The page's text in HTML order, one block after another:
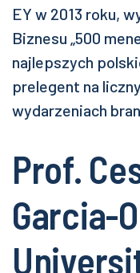
EY w 2013 roku,
Biznesu „500
najlepszych
prelegent na
wydarzeniach
Prof.
Garcia-